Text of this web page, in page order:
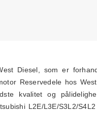
Diesel, som er
Reservedele hos
kvalitet og
L2E/L3E/S3L2/